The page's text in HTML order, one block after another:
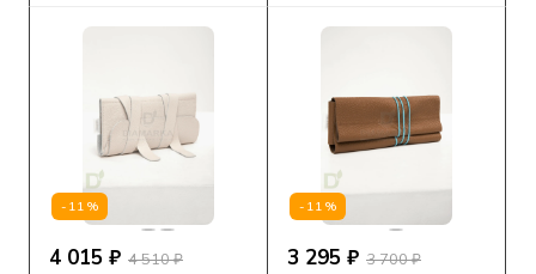
-11%
4 015 ₽ 4 510 ₽
-11%
3 295 ₽ 3 700 ₽